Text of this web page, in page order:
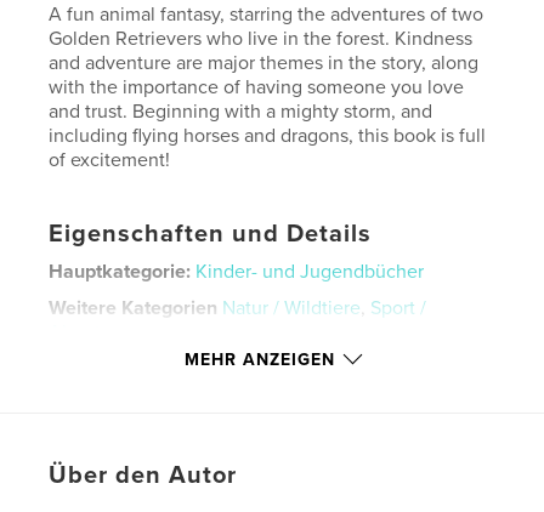
A fun animal fantasy, starring the adventures of two
Golden Retrievers who live in the forest. Kindness
and adventure are major themes in the story, along
with the importance of having someone you love
and trust. Beginning with a mighty storm, and
including flying horses and dragons, this book is full
of excitement!
Eigenschaften und Details
Hauptkategorie: Kinder- und Jugendbücher
Weitere Kategorien Natur / Wildtiere, Sport /
Standard-Hochformat, 20×25 cm
Softcover: 9780464643876
MEHR ANZEIGEN
Über den Autor